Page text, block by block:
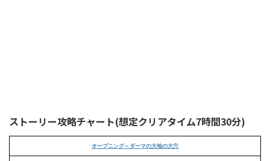
ストーリー攻略チャート(想定クリアタイム7時間30分)
オープニング～ダーマの大地の大穴